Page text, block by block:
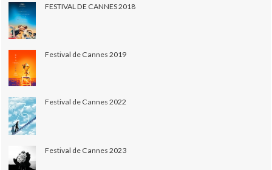
FESTIVAL DE CANNES 2018
Festival de Cannes 2019
Festival de Cannes 2022
Festival de Cannes 2023